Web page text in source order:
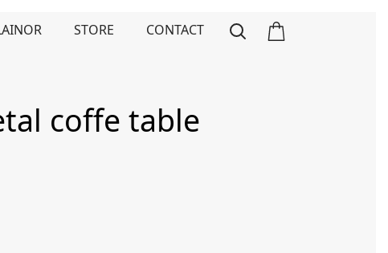
STORE CONTACT
coffe table